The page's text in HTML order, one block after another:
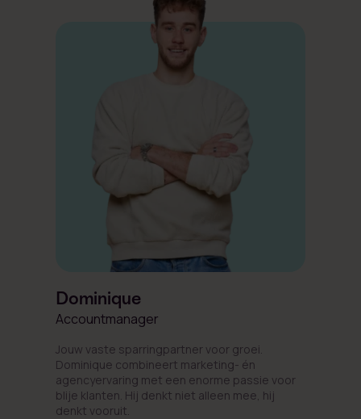
Dominique
Accountmanager
Jouw vaste sparringpartner voor groei.
Dominique combineert marketing- én
agencyervaring met een enorme passie voor
blije klanten. Hij denkt niet alleen mee, hij
denkt vooruit.